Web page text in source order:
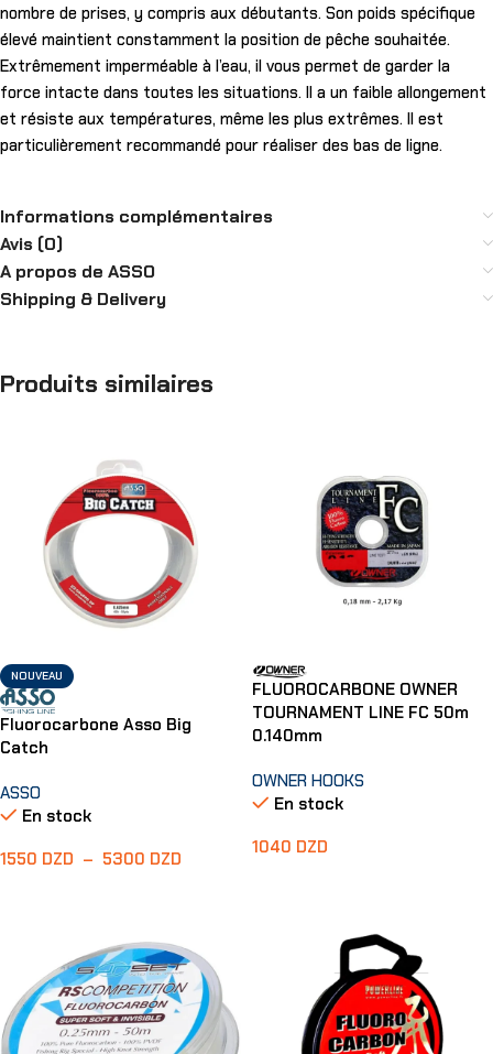
nombre de prises, y compris aux débutants. Son poids spécifique
élevé maintient constamment la position de pêche souhaitée.
Extrêmement imperméable à l’eau, il vous permet de garder la
force intacte dans toutes les situations. Il a un faible allongement
et résiste aux températures, même les plus extrêmes. Il est
particulièrement recommandé pour réaliser des bas de ligne.
Informations complémentaires
Avis (0)
A propos de ASSO
Shipping & Delivery
Produits similaires
NOUVEAU
Fluorocarbone Asso Big
Catch
ASSO
En stock
1550 DZD – 5300 DZD
FLUOROCARBONE OWNER
TOURNAMENT LINE FC 50m
0.140mm
OWNER HOOKS
En stock
1040 DZD